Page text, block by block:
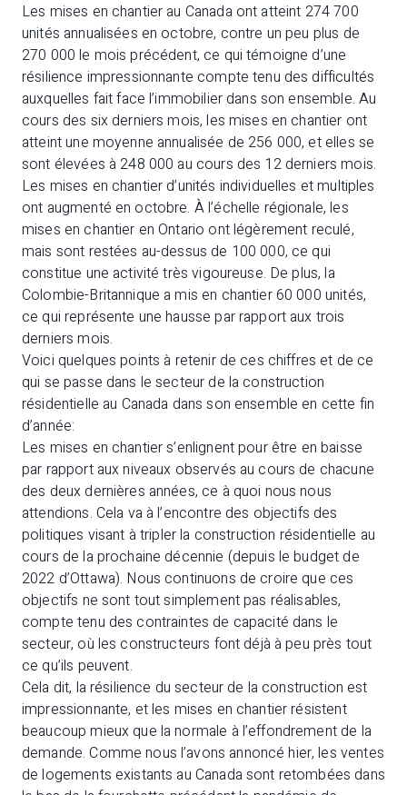
Les mises en chantier au Canada ont atteint 274 700
unités annualisées en octobre, contre un peu plus de
270 000 le mois précédent, ce qui témoigne d’une
résilience impressionnante compte tenu des difficultés
auxquelles fait face l’immobilier dans son ensemble. Au
cours des six derniers mois, les mises en chantier ont
atteint une moyenne annualisée de 256 000, et elles se
sont élevées à 248 000 au cours des 12 derniers mois.
Les mises en chantier d’unités individuelles et multiples
ont augmenté en octobre. À l’échelle régionale, les
mises en chantier en Ontario ont légèrement reculé,
mais sont restées au-dessus de 100 000, ce qui
constitue une activité très vigoureuse. De plus, la
Colombie-Britannique a mis en chantier 60 000 unités,
ce qui représente une hausse par rapport aux trois
derniers mois.
Voici quelques points à retenir de ces chiffres et de ce
qui se passe dans le secteur de la construction
résidentielle au Canada dans son ensemble en cette fin
d’année:
Les mises en chantier s’enlignent pour être en baisse
par rapport aux niveaux observés au cours de chacune
des deux dernières années, ce à quoi nous nous
attendions. Cela va à l’encontre des objectifs des
politiques visant à tripler la construction résidentielle au
cours de la prochaine décennie (depuis le budget de
2022 d’Ottawa). Nous continuons de croire que ces
objectifs ne sont tout simplement pas réalisables,
compte tenu des contraintes de capacité dans le
secteur, où les constructeurs font déjà à peu près tout
ce qu’ils peuvent.
Cela dit, la résilience du secteur de la construction est
impressionnante, et les mises en chantier résistent
beaucoup mieux que la normale à l’effondrement de la
demande. Comme nous l’avons annoncé hier, les ventes
de logements existants au Canada sont retombées dans